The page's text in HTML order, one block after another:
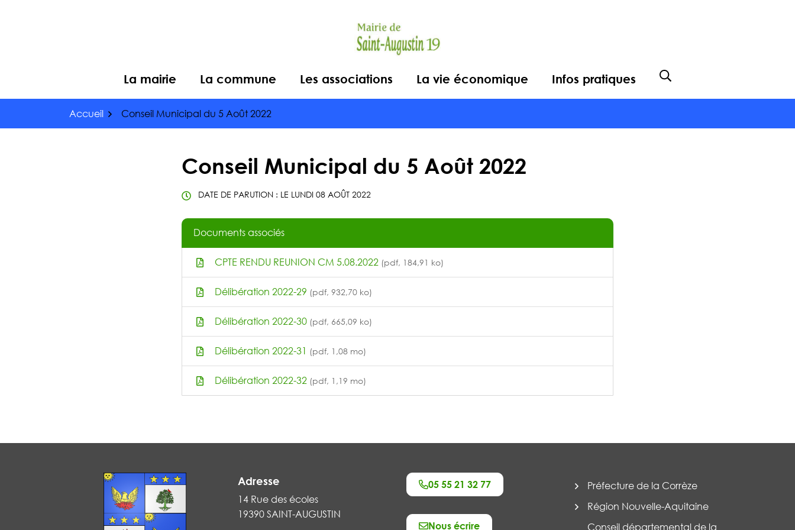
La mairie La commune Les associations La vie économique Infos pratiques Afficher la recherche
Accueil Conseil Municipal du 5 Août 2022
Conseil Municipal du 5 Août 2022
DATE DE PARUTION : LE LUNDI 08 AOÛT 2022
Documents associés
CPTE RENDU REUNION CM 5.08.2022 (pdf, 184,91 ko)
Délibération 2022-29 (pdf, 932,70 ko)
Délibération 2022-30 (pdf, 665,09 ko)
Délibération 2022-31 (pdf, 1,08 mo)
Délibération 2022-32 (pdf, 1,19 mo)
Adresse
14 Rue des écoles
19390 SAINT-AUGUSTIN
05 55 21 32 77
Nous écrire
Préfecture de la Corrèze
Région Nouvelle-Aquitaine
Conseil départemental de la